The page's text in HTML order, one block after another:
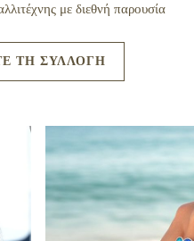
με διεθνή παρουσία
ΤΗ ΣΥΛΛΟΓΗ